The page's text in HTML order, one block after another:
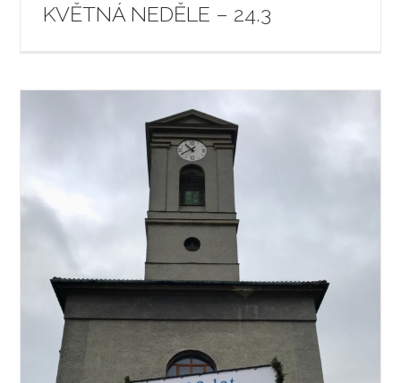
KVĚTNÁ NEDĚLE – 24.3